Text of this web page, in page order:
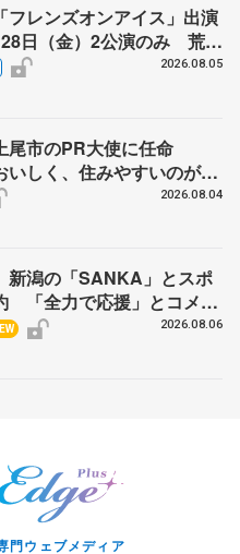
フレンズオンアイス」出演
日（金）2公演のみ 荒川
ロデュース、20周年のアイ
2026.08.05
尾市のPR大使に任命
いしく、住みやすいのが魅
2026.08.04
新潟の「SANKA」とスポ
「全力で応援」とコメン
2026.08.06
門ウェブメディア